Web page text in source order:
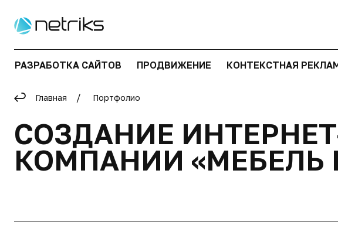
РАЗРАБОТКА САЙТОВ ПРОДВИЖЕНИЕ КОНТЕКСТНАЯ
Главная Портфолио
СОЗДАНИЕ
КОМПАНИИ «МЕБЕЛЬ